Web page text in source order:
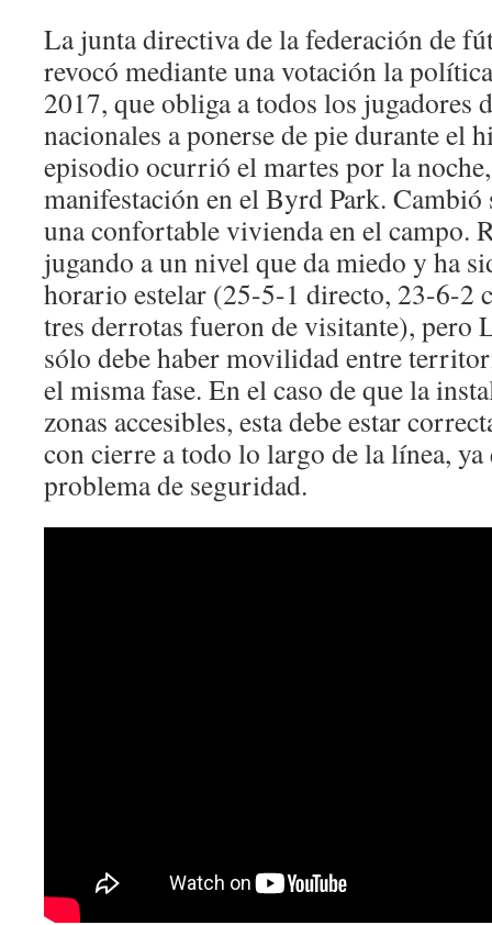
La junta directiva de la federación de
revocó mediante una votación la
2017, que obliga a todos los jugadores
nacionales a ponerse de pie durante el
episodio ocurrió el martes por la
manifestación en el Byrd Park.
una confortable vivienda en el campo.
jugando a un nivel que da miedo y ha
horario estelar (25-5-1 directo, 23-6-2
tres derrotas fueron de visitante), pero
sólo debe haber movilidad entre
el misma fase. En el caso de que la
zonas accesibles, esta debe estar
con cierre a todo lo largo de la línea,
problema de seguridad.